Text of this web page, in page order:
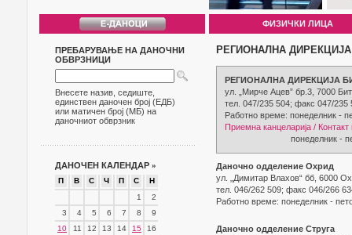
ФИЗИЧКИ ЛИЦА
ПРЕБАРУВАЊЕ НА ДАНОЧНИ
ОБВРЗНИЦИ
Внесете назив, седиште,
единствен даночен број (ЕДБ)
или матичен број (МБ) на
даночниот обврзник
ДАНОЧЕН КАЛЕНДАР »
П В С Ч П С
Н
1
2
3
4 5 6 7 8
9
10
11 12 13 14 15
16
РЕГИОНАЛНА
РЕГИОНАЛНА ДИРЕКЦИЈА
ул. „Мирче Ацев” бр.3, 7000
тел. 047/235 504; факс 047/235
Работно време: понеделник -
Приемна канцеларија / Контакт
понеделник -
Даночно одделение Охрид
ул. „Димитар Влахов“ бб, 6000
тел. 046/262 509; факс 046/266
Работно време: понеделник -
Даночно одделение Струга